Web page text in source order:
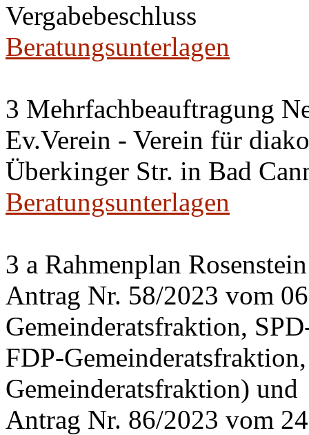
Vergabebeschluss
Beratungsunterlagen
3 Mehrfachbeauftragung
Ev.Verein - Verein für
Überkinger Str. in Bad
Beratungsunterlagen
3 a Rahmenplan Rosenstein
Antrag Nr. 58/2023 vom
Gemeinderatsfraktion,
FDP-
Gemeinderatsfraktion) und
Antrag Nr. 86/2023 vom